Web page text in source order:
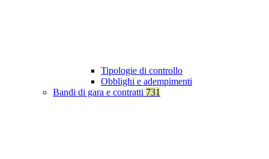
Tipologie di controllo
Obblighi e adempimenti
Bandi di gara e contratti 731